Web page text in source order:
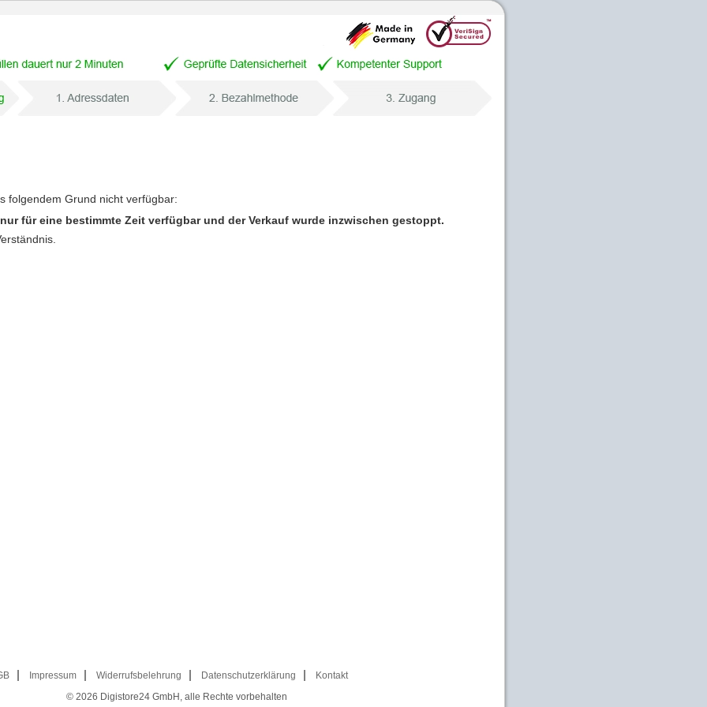
folgendem Grund nicht verfügbar:
für eine bestimmte Zeit verfügbar und der Verkauf wurde inzwischen gestoppt.
Impressum Widerrufsbelehrung Datenschutzerklärung
Kontakt
© 2026 Digistore24 GmbH, alle Rechte vorbehalten